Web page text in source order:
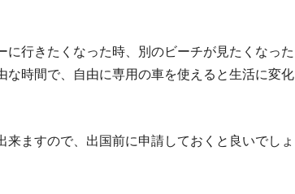
行きたくなった時、別のビーチが見たくなった
時間で、自由に専用の車を使えると生活に変化
ますので、出国前に申請しておくと良いでしょ